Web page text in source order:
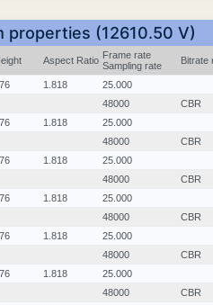
properties (12610.50 V)
Aspect Ratio Frame rate
Sampling rate
Bitrate
1.818 25.000
48000 CBR
1.818 25.000
48000 CBR
1.818 25.000
48000 CBR
1.818 25.000
48000 CBR
1.818 25.000
48000 CBR
1.818 25.000
48000 CBR